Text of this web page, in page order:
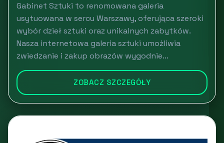
Gabinet Sztuki to renomowana galeria
usytuowana w sercu Warszawy, oferująca szeroki
wybór dzieł sztuki oraz unikalnych zabytków.
Nasza internetowa galeria sztuki umożliwia
zwiedzanie i zakup obrazów wygodnie...
ZOBACZ SZCZEGÓŁY